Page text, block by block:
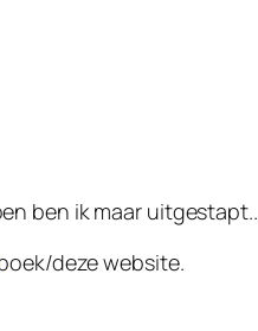
ben ik maar uitgestapt..
deze website.